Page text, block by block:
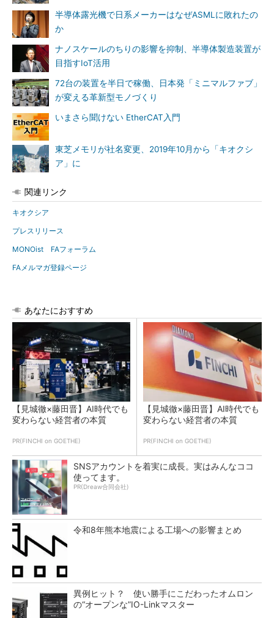
半導体露光機で日系メーカーはなぜASMLに敗れたの
か
ナノスケールのちりの影響を抑制、半導体製造装置が
目指すIoT活用
72台の装置を半日で稼働、日本発「ミニマルファブ」
が変える革新型モノづくり
いまさら聞けない EtherCAT入門
東芝メモリが社名変更、2019年10月から「キオクシ
ア」に
関連リンク
キオクシア
プレスリリース
MONOist FAフォーラム
FAメルマガ登録ページ
あなたにおすすめ
【見城徹×藤田晋】AI時代でも
変わらない経営者の本質
PR(FINCHI on GOETHE)
【見城徹×藤田晋】AI時代でも
変わらない経営者の本質
PR(FINCHI on GOETHE)
SNSアカウントを着実に成長。実はみんなココ
使ってます。
PR(Dreaw合同会社)
令和8年熊本地震による工場への影響まとめ
異例ヒット？ 使い勝手にこだわったオムロン
の“オープンな”IO-Linkマスター